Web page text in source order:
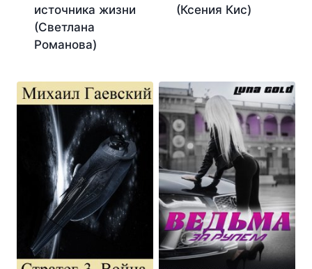
источника жизни
(Светлана
Романова)
(Ксения Кис)